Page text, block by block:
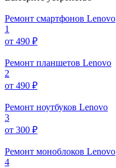
Ремонт смартфонов Lenovo
1
от 490 ₽
Ремонт планшетов Lenovo
2
от 490 ₽
Ремонт ноутбуков Lenovo
3
от 300 ₽
Ремонт моноблоков Lenovo
4